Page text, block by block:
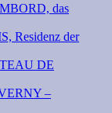
das
Residenz der
DE
–